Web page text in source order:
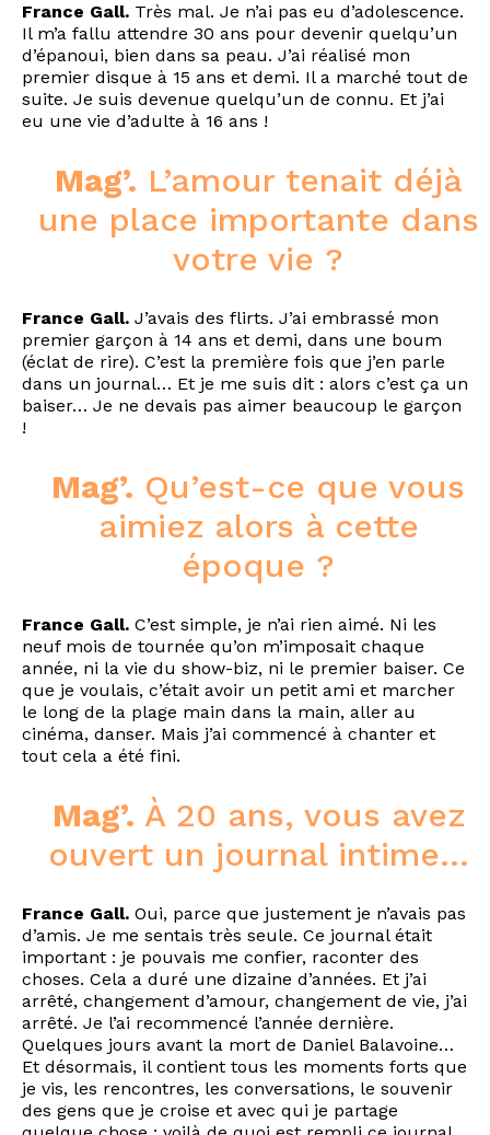
France Gall. Très mal. Je n’ai pas eu d’adolescence.
Il m’a fallu attendre 30 ans pour devenir quelqu’un
d’épanoui, bien dans sa peau. J’ai réalisé mon
premier disque à 15 ans et demi. Il a marché tout de
suite. Je suis devenue quelqu’un de connu. Et j’ai
eu une vie d’adulte à 16 ans !
Mag’. L’amour tenait déjà
une place importante dans
votre vie ?
France Gall. J’avais des flirts. J’ai embrassé mon
premier garçon à 14 ans et demi, dans une boum
(éclat de rire). C’est la première fois que j’en parle
dans un journal… Et je me suis dit : alors c’est ça un
baiser… Je ne devais pas aimer beaucoup le garçon
!
Mag’. Qu’est-ce que vous
aimiez alors à cette
époque ?
France Gall. C’est simple, je n’ai rien aimé. Ni les
neuf mois de tournée qu’on m’imposait chaque
année, ni la vie du show-biz, ni le premier baiser. Ce
que je voulais, c’était avoir un petit ami et marcher
le long de la plage main dans la main, aller au
cinéma, danser. Mais j’ai commencé à chanter et
tout cela a été fini.
Mag’. À 20 ans, vous avez
ouvert un journal intime…
France Gall. Oui, parce que justement je n’avais pas
d’amis. Je me sentais très seule. Ce journal était
important : je pouvais me confier, raconter des
choses. Cela a duré une dizaine d’années. Et j’ai
arrêté, changement d’amour, changement de vie, j’ai
arrêté. Je l’ai recommencé l’année dernière.
Quelques jours avant la mort de Daniel Balavoine…
Et désormais, il contient tous les moments forts que
je vis, les rencontres, les conversations, le souvenir
des gens que je croise et avec qui je partage